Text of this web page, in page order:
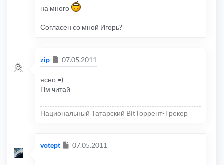
на много
Согласен со мной Игорь?
zip Сообщение
07.05.2011
ясно =)
Пм читай
Национальный Татарский BitТоррент-Трекер
votept Сообщение
07.05.2011